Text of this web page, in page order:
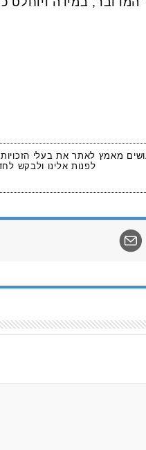
מאמץ לאתר את בעלי
לפנות אלינו ולבקש